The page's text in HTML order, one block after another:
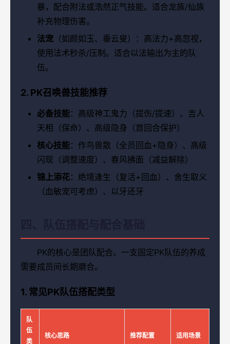
暴，配合附法或浩然正气技能。适合龙族/仙族
补充物理伤害。
法宠 （如颜如玉、垂云叟）：高法力+高忽视，
使用法术秒杀/压制。适合以法输出为主的队
伍。
2. PK召唤兽技能推荐
必备技能：高级神工鬼力（提伤/提速）、吉人
天相（保命）、高级隐身（首回合保护）
核心技能：作鸟兽散（全员回血+隐身）、高级
闪现（调整速度）、春风拂面（减益解除）
锦上添花：绝境逢生（复活+回血）、舍生取义
（血敏宠可考虑）、以牙还牙
PK的核心是团队配合。一支固定PK队伍的养成
需要成员间长期磨合。
1. 常见PK队伍搭配类型
队
伍
类
核心思路 推荐配置 适用场景